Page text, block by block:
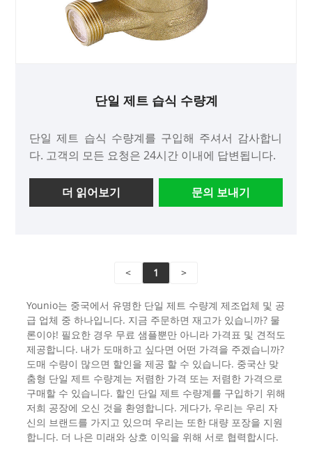
단일 제트 습식 수량계
단일 제트 습식 수량계를 구입해 주셔서 감사합니
다. 고객의 모든 요청은 24시간 이내에 답변됩니다.
더 읽어보기 문의 보내기
< 1 >
Younio는 중국에서 유명한 단일 제트 수량계 제조업체 및 공
급 업체 중 하나입니다. 지금 주문하면 재고가 있습니까? 물
론이야! 필요한 경우 무료 샘플뿐만 아니라 가격표 및 견적도
제공합니다. 내가 도매하고 싶다면 어떤 가격을 주겠습니까?
도매 수량이 많으면 할인을 제공 할 수 있습니다. 중국산 맞
춤형 단일 제트 수량계는 저렴한 가격 또는 저렴한 가격으로
구매할 수 있습니다. 할인 단일 제트 수량계를 구입하기 위해
저희 공장에 오신 것을 환영합니다. 게다가, 우리는 우리 자
신의 브랜드를 가지고 있으며 우리는 또한 대량 포장을 지원
합니다. 더 나은 미래와 상호 이익을 위해 서로 협력합시다.